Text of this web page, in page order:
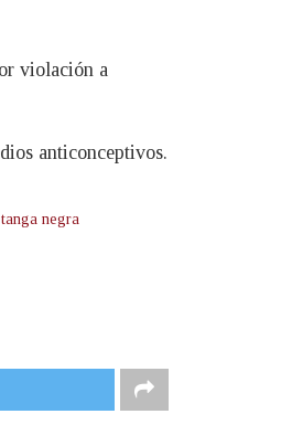
violación a
anticonceptivos.
negra